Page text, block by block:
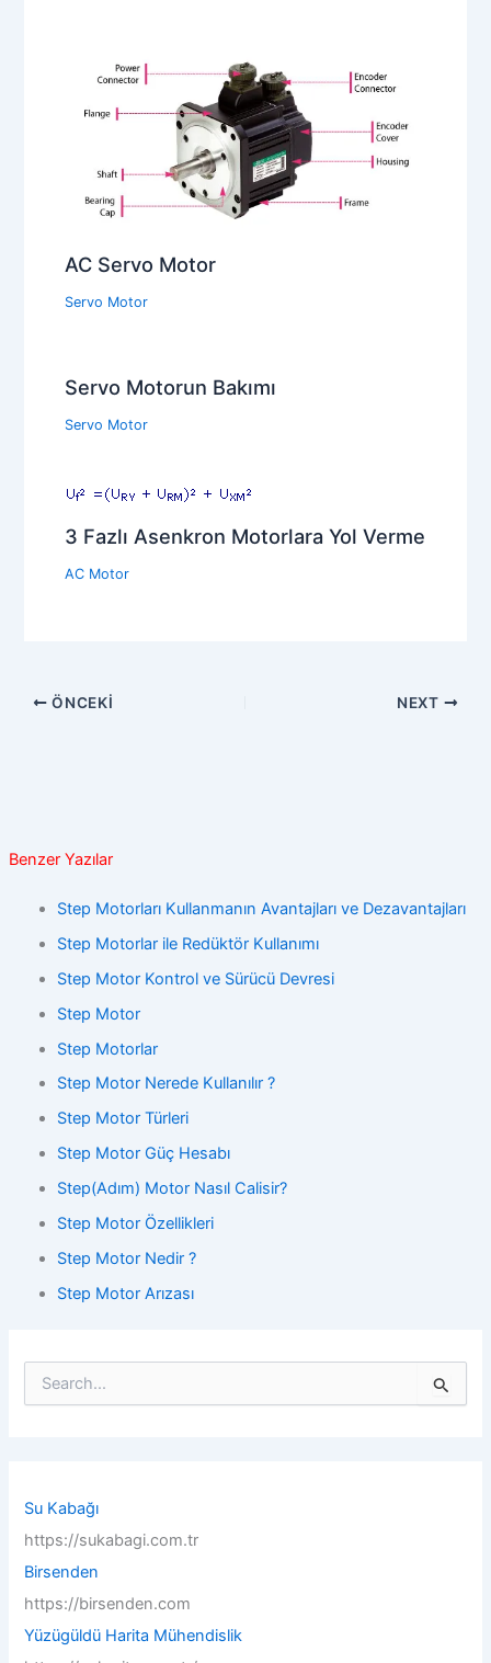
AC Servo Motor
Servo Motor
Servo Motorun Bakımı
Servo Motor
3 Fazlı Asenkron Motorlara Yol Verme
AC Motor
ÖNCEKI NEXT
Benzer Yazılar
Step Motorları Kullanmanın Avantajları ve Dezavantajları
Step Motorlar ile Redüktör Kullanımı
Step Motor Kontrol ve Sürücü Devresi
Step Motor
Step Motorlar
Step Motor Nerede Kullanılır ?
Step Motor Türleri
Step Motor Güç Hesabı
Step(Adım) Motor Nasıl Calisir?
Step Motor Özellikleri
Step Motor Nedir ?
Step Motor Arızası
f
r
:
Su Kabağı
https://sukabagi.com.tr
Birsenden
https://birsenden.com
Yüzügüldü Harita Mühendislik